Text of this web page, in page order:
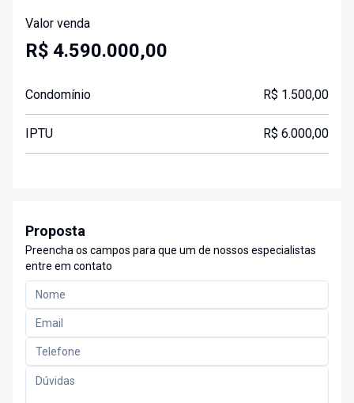
Valor venda
R$ 4.590.000,00
Condomínio R$ 1.500,00
IPTU R$ 6.000,00
Proposta
Preencha os campos para que um de nossos especialistas
entre em contato